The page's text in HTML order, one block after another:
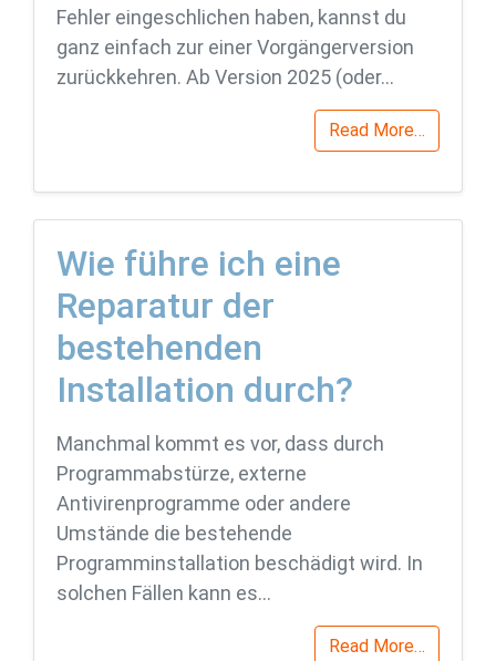
Fehler eingeschlichen haben, kannst du
ganz einfach zur einer Vorgängerversion
zurückkehren. Ab Version 2025 (oder…
Read More…
Wie führe ich eine
Reparatur der
bestehenden
Installation durch?
Manchmal kommt es vor, dass durch
Programmabstürze, externe
Antivirenprogramme oder andere
Umstände die bestehende
Programminstallation beschädigt wird. In
solchen Fällen kann es…
Read More…